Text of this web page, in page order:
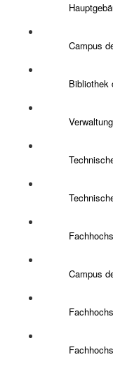
Campus
Bibliothek
Campus